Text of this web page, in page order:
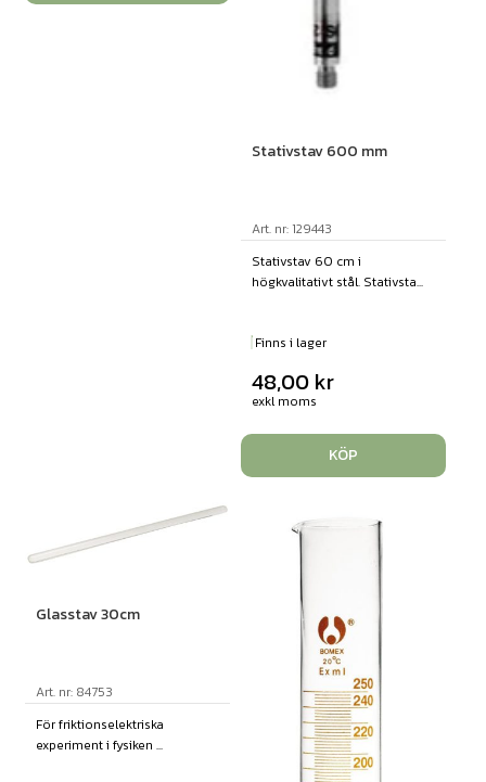
Stativstav 600 mm
Art. nr: 129443
Stativstav 60 cm i
högkvalitativt stål. Stativsta...
Finns i lager
48,00 kr
exkl moms
KÖP
Glasstav 30cm
Art. nr: 84753
För friktionselektriska
experiment i fysiken ...